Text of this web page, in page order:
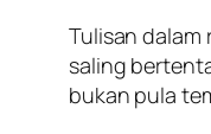
Tulisan
saling
bukan pula